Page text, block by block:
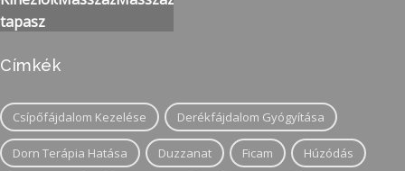
Címkék
Csípőfájdalom Kezelése Derékfájdalom Gyógyítása
Dorn Terápia Hatása Duzzanat Ficam Húzódás